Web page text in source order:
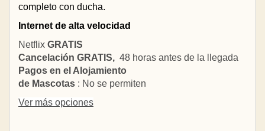
completo con ducha.
Internet de alta velocidad
Netflix GRATIS
Cancelación GRATIS, 48 horas antes de la llegada
Pagos en el Alojamiento
de Mascotas : No se permiten
Ver más opciones